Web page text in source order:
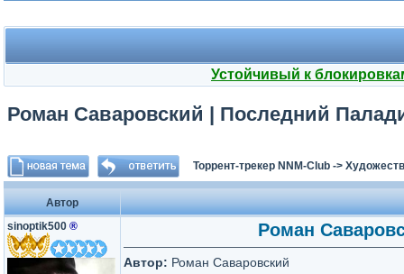
Устойчивый к
Роман Саваровский | Последний
Торрент-трекер NNM-Club ->
Автор
sinoptik500 ® Роман
Автор: Роман Саваровский